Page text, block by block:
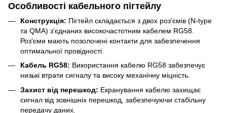
Особливості кабельного пігтейлу
Конструкція: Пігтейл складається з двох роз'ємів (N-type
та QMA) з'єднаних високочастотним кабелем RG58.
Роз'єми мають позолочені контакти для забезпечення
оптимальної провідності.
Кабель RG58: Використання кабелю RG58 забезпечує
низькі втрати сигналу та високу механічну міцність.
Захист від перешкод: Екранування кабелю захищає
сигнал від зовнішніх перешкод, забезпечуючи стабільну
передачу даних.